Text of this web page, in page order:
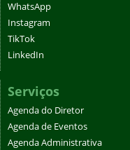
WhatsApp
Instagram
TikTok
LinkedIn
Serviços
Agenda do Diretor
Agenda de Eventos
Agenda Administrativa